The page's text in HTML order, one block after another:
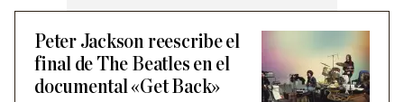
Peter Jackson reescribe el
final de The Beatles en el
documental «Get Back»